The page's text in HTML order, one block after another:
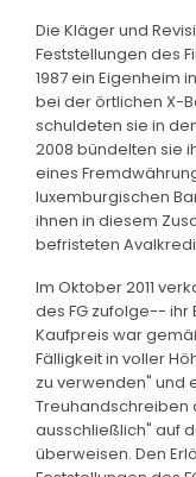
Die Kläger und
Feststellungen des
1987 ein Eigenheim
bei der örtlichen X-
schuldeten sie in
2008 bündelten sie
eines
luxemburgischen
ihnen in diesem
befristeten
Im Oktober 2011
des FG zufolge-- ihr
Kaufpreis war
Fälligkeit in voller
zu verwenden" und
Treuhandschreiben
ausschließlich" auf
überweisen. Den